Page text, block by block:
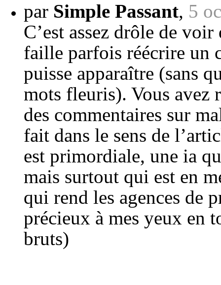
par Simple Passant, 5
C’est assez drôle de
faille parfois réécrire un
puisse apparaître (sans
mots fleuris). Vous avez
des commentaires sur
fait dans le sens de
est primordiale, une ia
mais surtout qui est en
qui rend les agences de
précieux à mes yeux en
bruts)